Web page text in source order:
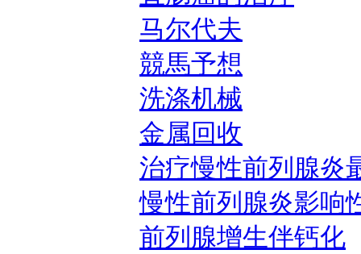
马尔代夫
競馬予想
洗涤机械
金属回收
治疗慢性前列腺炎
慢性前列腺炎影响
前列腺增生伴钙化